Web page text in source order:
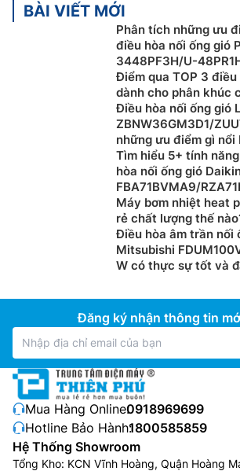
BÀI VIẾT MỚI
Phân tích những ưu
điều hòa nối ống gió
3448PF3H/U-
Điểm qua TOP 3
dành cho phân khúc
Điều hòa nối ống gió
ZBNW36GM3D1/
những ưu điểm gì nổi
Tìm hiểu 5+ tính
hòa nối ống gió
FBA71BVMA9/
Máy bơm nhiệt heat
rẻ chất lượng thế
Điều hòa âm trần nối
Mitsubishi
W có thực sự tốt và
Đăng ký nhận thông tin
Mua Hàng Online:0918969699
Hotline Bảo Hành:1800585859
Hệ Thống Showroom
Tổng Kho: KCN Vĩnh Hoàng, Quận Hoàng